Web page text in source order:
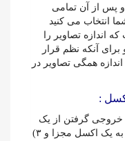
پس از آن تمامی
انتخاب می کنید
اندازه تصاویر را
برای آنکه نظم قرار
همگی تصاویر در
:
بخش شامل سه ابزار مختلف ۱) خروجی گرفتن از یک
برگه، ۲) خروجی گرفتن از چند برگه به یک اکسل مجزا و ۳)